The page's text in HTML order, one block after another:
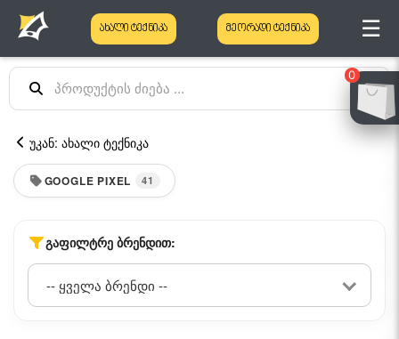
0
ახალი ტექნიკა მეორადი ტექნიკა ☰
უკან: ახალი ტექნიკა
GOOGLE PIXEL 41
ᲒᲐᲤᲘᲚᲢᲠᲔ ᲑᲠᲔᲜᲓᲘᲗ: